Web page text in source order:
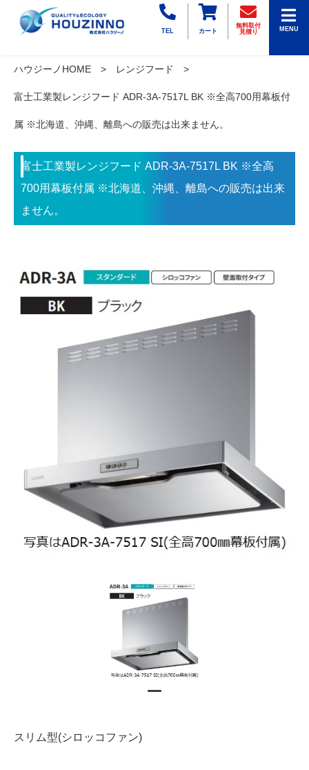
TEL カート
無料取付
見積り
MENU
ハウジーノHOME レンジフード
富士工業製レンジフード ADR-3A-7517L BK ※全高700用幕板付
属 ※北海道、沖縄、離島への販売は出来ません。
富士工業製レンジフード ADR-3A-7517L BK ※全高
700用幕板付属 ※北海道、沖縄、離島への販売は出来
ません。
スリム型(シロッコファン)